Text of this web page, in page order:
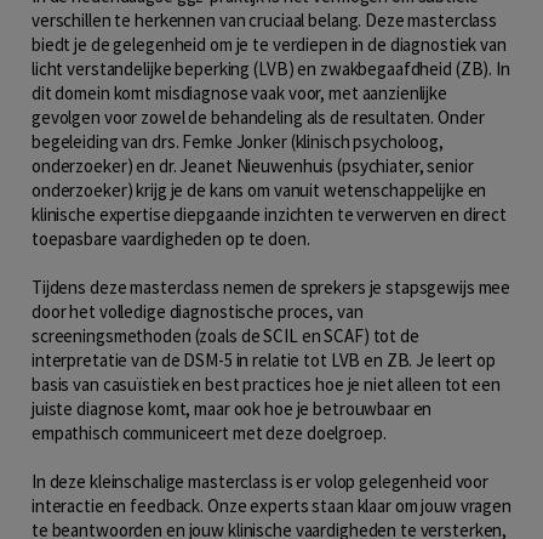
verschillen te herkennen van cruciaal belang. Deze masterclass
biedt je de gelegenheid om je te verdiepen in de diagnostiek van
licht verstandelijke beperking (LVB) en zwakbegaafdheid (ZB). In
dit domein komt misdiagnose vaak voor, met aanzienlijke
gevolgen voor zowel de behandeling als de resultaten. Onder
begeleiding van drs. Femke Jonker (klinisch psycholoog,
onderzoeker) en dr. Jeanet Nieuwenhuis (psychiater, senior
onderzoeker) krijg je de kans om vanuit wetenschappelijke en
klinische expertise diepgaande inzichten te verwerven en direct
toepasbare vaardigheden op te doen.
Tijdens deze masterclass nemen de sprekers je stapsgewijs mee
door het volledige diagnostische proces, van
screeningsmethoden (zoals de SCIL en SCAF) tot de
interpretatie van de DSM-5 in relatie tot LVB en ZB. Je leert op
basis van casuïstiek en best practices hoe je niet alleen tot een
juiste diagnose komt, maar ook hoe je betrouwbaar en
empathisch communiceert met deze doelgroep.
In deze kleinschalige masterclass is er volop gelegenheid voor
interactie en feedback. Onze experts staan klaar om jouw vragen
te beantwoorden en jouw klinische vaardigheden te versterken,